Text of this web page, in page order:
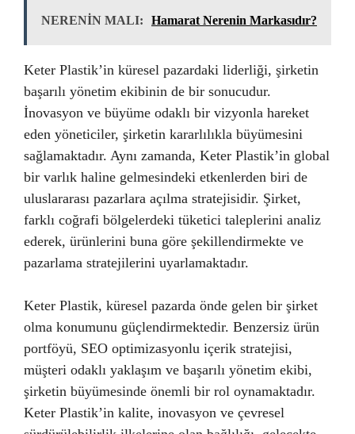
NERENİN MALI: Hamarat Nerenin Markasıdır?
Keter Plastik’in küresel pazardaki liderliği, şirketin
başarılı yönetim ekibinin de bir sonucudur.
İnovasyon ve büyüme odaklı bir vizyonla hareket
eden yöneticiler, şirketin kararlılıkla büyümesini
sağlamaktadır. Aynı zamanda, Keter Plastik’in global
bir varlık haline gelmesindeki etkenlerden biri de
uluslararası pazarlara açılma stratejisidir. Şirket,
farklı coğrafi bölgelerdeki tüketici taleplerini analiz
ederek, ürünlerini buna göre şekillendirmekte ve
pazarlama stratejilerini uyarlamaktadır.
Keter Plastik, küresel pazarda önde gelen bir şirket
olma konumunu güçlendirmektedir. Benzersiz ürün
portföyü, SEO optimizasyonlu içerik stratejisi,
müşteri odaklı yaklaşım ve başarılı yönetim ekibi,
şirketin büyümesinde önemli bir rol oynamaktadır.
Keter Plastik’in kalite, inovasyon ve çevresel